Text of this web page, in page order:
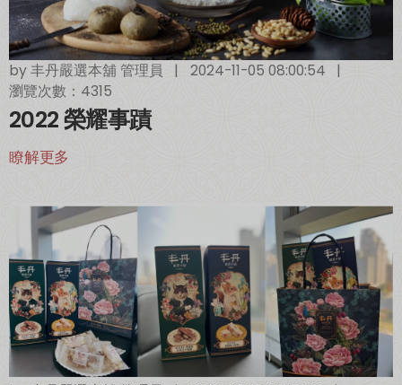
免運優惠 超取滿 $1500 免運、宅配滿 $2500 免運🚚
點我加入會員 加入丰丹LINE會員✨
by丰丹嚴選本舖 管理員 | 2024-11-05 08:00:54
|
瀏覽次數：4315
2022 榮耀事蹟
瞭解更多